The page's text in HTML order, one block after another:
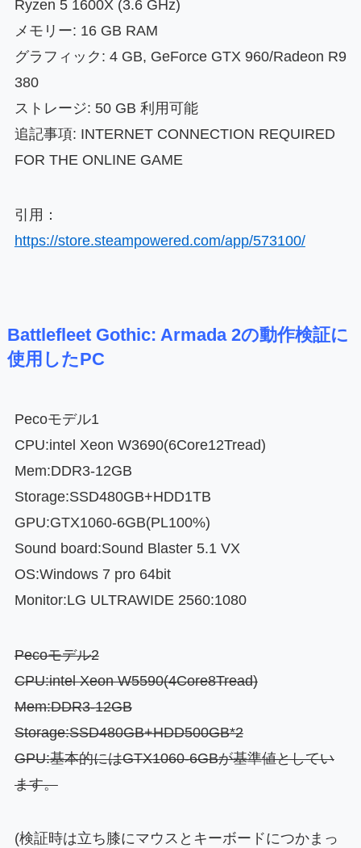
Ryzen 5 1600X (3.6 GHz)
メモリー: 16 GB RAM
グラフィック: 4 GB, GeForce GTX 960/Radeon R9
380
ストレージ: 50 GB 利用可能
追記事項: INTERNET CONNECTION REQUIRED
FOR THE ONLINE GAME
引用：
https://store.steampowered.com/app/573100/
Battlefleet Gothic: Armada 2の動作検証に
使用したPC
Pecoモデル1
CPU:intel Xeon W3690(6Core12Tread)
Mem:DDR3-12GB
Storage:SSD480GB+HDD1TB
GPU:GTX1060-6GB(PL100%)
Sound board:Sound Blaster 5.1 VX
OS:Windows 7 pro 64bit
Monitor:LG ULTRAWIDE 2560:1080
Pecoモデル2
CPU:intel Xeon W5590(4Core8Tread)
Mem:DDR3-12GB
Storage:SSD480GB+HDD500GB*2
GPU:基本的にはGTX1060-6GBが基準値としてい
ます。
(検証時は立ち膝にマウスとキーボードにつかまっ